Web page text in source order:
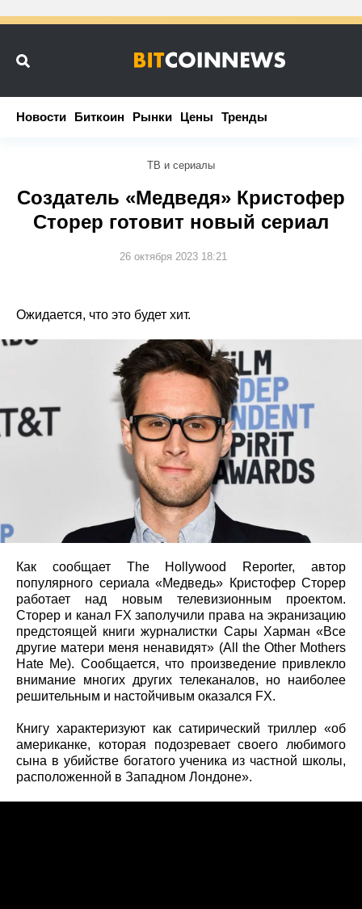
Новости Биткоин Рынки Цены Тренды
Новости Биткоин Рынки Цены Тренды
ТВ и сериалы
Создатель «Медведя» Кристофер
Сторер готовит новый сериал
26 октября 2023 18:21
Ожидается, что это будет хит.
Как сообщает The Hollywood Reporter, автор
популярного сериала «Медведь» Кристофер Сторер
работает над новым телевизионным проектом.
Сторер и канал FX заполучили права на экранизацию
предстоящей книги журналистки Сары Харман «Все
другие матери меня ненавидят» (All the Other Mothers
Hate Me). Сообщается, что произведение привлекло
внимание многих других телеканалов, но наиболее
решительным и настойчивым оказался FX.
Книгу характеризуют как сатирический триллер «об
американке, которая подозревает своего любимого
сына в убийстве богатого ученика из частной школы,
расположенной в Западном Лондоне».